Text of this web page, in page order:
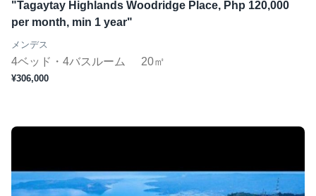
"Tagaytay Highlands Woodridge Place, Php 120,000
per month, min 1 year"
メンデス
4ベッド・4バスルーム 20㎡
¥306,000